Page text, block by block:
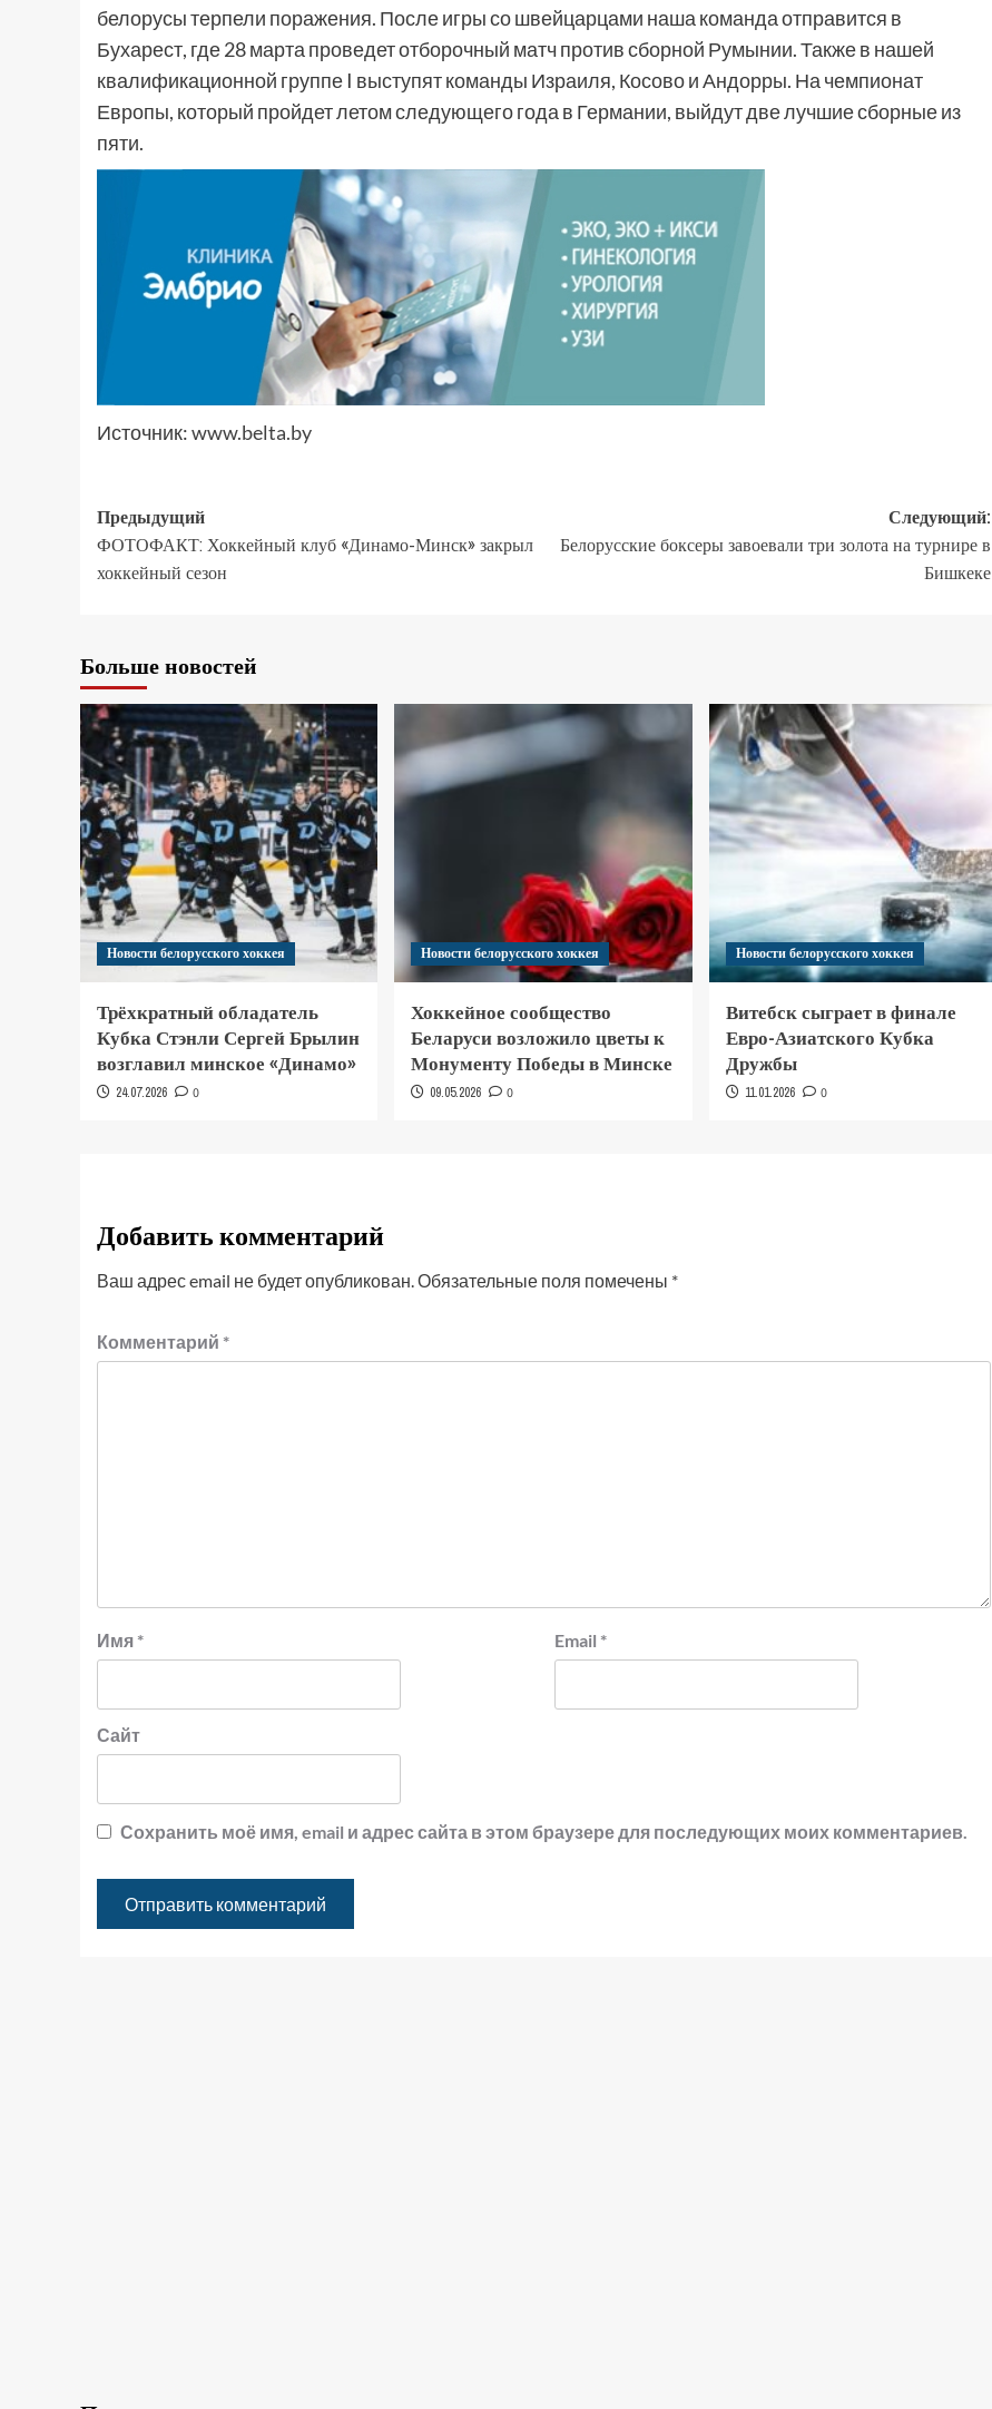
белорусы терпели поражения. После игры со швейцарцами наша команда отправится в
Бухарест, где 28 марта проведет отборочный матч против сборной Румынии. Также в нашей
квалификационной группе I выступят команды Израиля, Косово и Андорры. На чемпионат
Европы, который пройдет летом следующего года в Германии, выйдут две лучшие сборные из
пяти.
Источник:www.belta.by
Предыдущий
ФОТОФАКТ: Хоккейный клуб «Динамо-Минск» закрыл
хоккейный сезон
Следующий:
Белорусские боксеры завоевали три золота на турнире в
Бишкеке
Больше новостей
Новости белорусского хоккея
Трёхкратный обладатель
Кубка Стэнли Сергей Брылин
возглавил минское «Динамо»
24.07.2026 0
Новости белорусского хоккея
Хоккейное сообщество
Беларуси возложило цветы к
Монументу Победы в Минске
09.05.2026 0
Новости белорусского хоккея
Витебск сыграет в финале
Евро-Азиатского Кубка
Дружбы
11.01.2026 0
Добавить комментарий
Ваш адрес email не будет опубликован.Обязательные поля помечены *
Комментарий *
Имя * Email *
Сайт
Сохранить моё имя, email и адрес сайта в этом браузере для последующих моих комментариев.